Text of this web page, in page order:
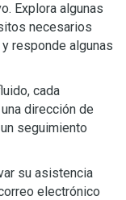
Explora algunas
necesarios
responde algunas
cada
dirección de
seguimiento
su asistencia
electrónico